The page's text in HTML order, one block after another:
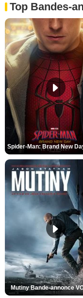
Top Bandes-
Mutiny Bande-annonce